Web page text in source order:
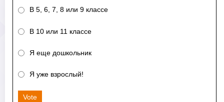
В 5, 6, 7, 8 или 9 классе
В 10 или 11 классе
Я еще дошкольник
Я уже взрослый!
Vote